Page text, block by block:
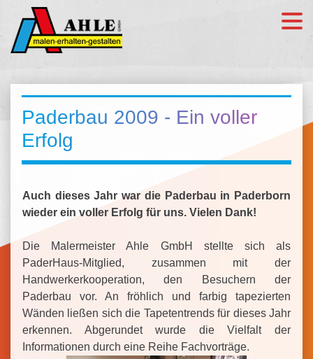
Paderbau 2009 - Ein voller
Erfolg
Auch dieses Jahr war die Paderbau in Paderborn
wieder ein voller Erfolg für uns. Vielen Dank!
Die Malermeister Ahle GmbH stellte sich als
PaderHaus-Mitglied, zusammen mit der
Handwerkerkooperation, den Besuchern der
Paderbau vor. An fröhlich und farbig tapezierten
Wänden ließen sich die Tapetentrends für dieses Jahr
erkennen. Abgerundet wurde die Vielfalt der
Informationen durch eine Reihe Fachvorträge.